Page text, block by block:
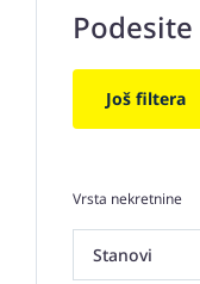
Još filtera
Vrsta nekretnine